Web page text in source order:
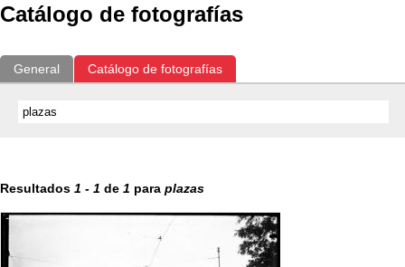
Catálogo de fotografías
General Catálogo de fotografías
Resultados 1 - 1 de 1 para plazas